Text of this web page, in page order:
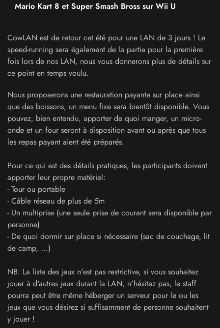
Mario Kart 8 et Super Smash Bross sur Wii U
CowLAN est de retour cet été pour une LAN de 3 jours ! Le
speed-running sera également de la partie pour la première
fois lors de nos LAN, nous vous donnerons plus de détails sur
ce point en temps voulu.
Nous proposerons une restauration payante sur place ainsi
que des boissons, un menu fixe sera bientôt disponible. Vous
pouvez, bien entendu, apporter de quoi manger, un micro-
onde et un four seront à disposition avant ou après que tous
les repas payant aient été préparés.
Pour ce qui est des détails pratiques, les participants doivent
apporter leur propre matériel:
- Tour ou portable
- Câble réseau de plus de 5m
- Un multiprise (une seule prise de courant sera disponible par
personne)
- De quoi dormir sur place si nécessaire (sac de couchage, lit
de camp, ...)
NB: La liste des jeux n'est pas restrictive, si vous souhaitez
jouer à d'autres jeux durant la LAN, n'hésitez pas, le staff
pourra peut être même héberger un serveur pour le ou les
jeux que vous désirez si suffisamment de personne souhaitent
y jouer !